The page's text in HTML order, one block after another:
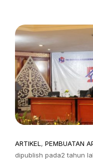
ARTIKEL , PEMBUATAN
dipublish pada2 tahun